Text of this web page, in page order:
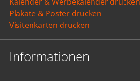
Plakate & Poster drucken
Visitenkarten drucken
Informationen